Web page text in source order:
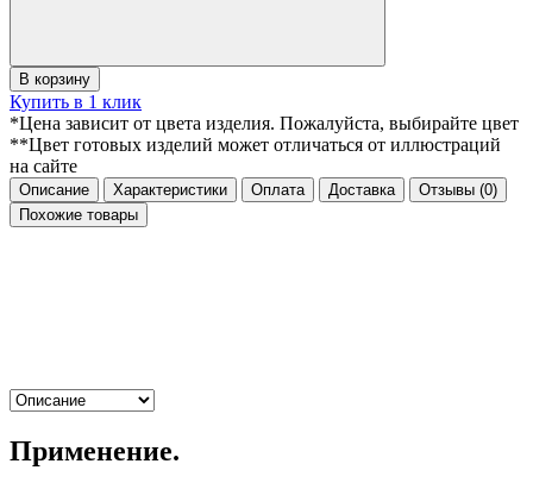
В корзину
Купить в 1 клик
*Цена зависит от цвета изделия. Пожалуйста, выбирайте цвет
**Цвет готовых изделий может отличаться от иллюстраций
на сайте
Описание Характеристики Оплата Доставка Отзывы (0)
Похожие товары
Применение.